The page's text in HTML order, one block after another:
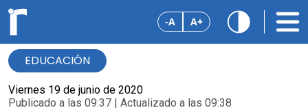
-A A+
EDUCACIÓN
Viernes 19 de junio de 2020
Publicado a las 09:37 | Actualizado a las 09:38